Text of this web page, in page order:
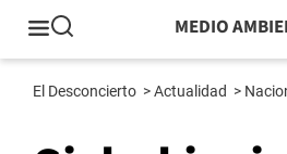
MEDIO
El Desconcierto >Actualidad >